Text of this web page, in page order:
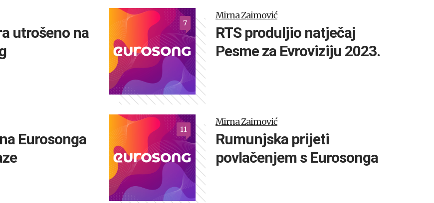
utrošeno na
7
Mirna Zaimović
RTS produljio natječaj
Pesme za Evroviziju 2023.
Eurosonga
11
Mirna Zaimović
Rumunjska prijeti
povlačenjem s Eurosonga